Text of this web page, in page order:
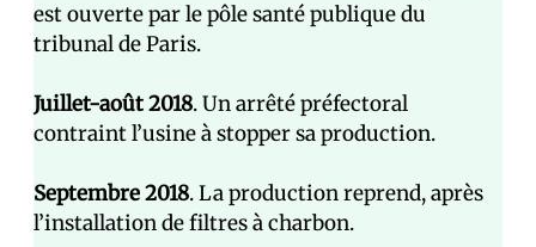
est ouverte par le pôle santé publique du
tribunal de Paris.
Juillet-août 2018. Un arrêté préfectoral
contraint l’usine à stopper sa production.
Septembre 2018. La production reprend, après
l’installation de filtres à charbon.